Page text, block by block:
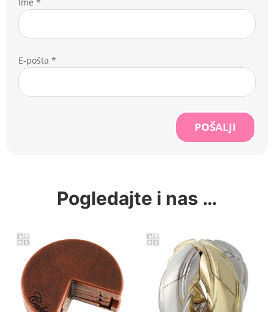
E-pošta *
POŠALJI
Pogledajte i nas …